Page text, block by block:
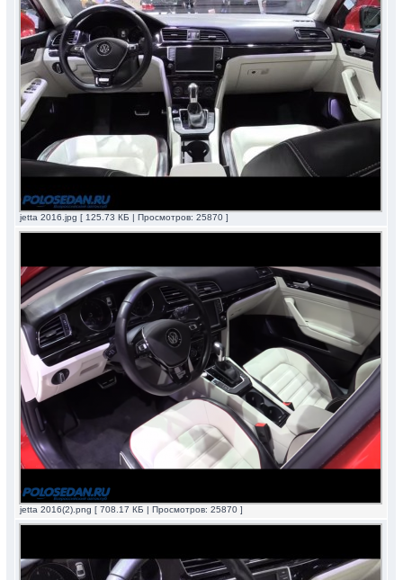
jetta 2016.jpg [ 125.73 КБ | Просмотров: 25870 ]
jetta 2016(2).png [ 708.17 КБ | Просмотров: 25870 ]